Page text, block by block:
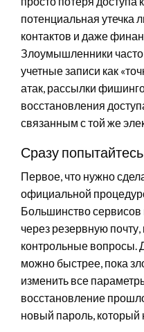
потенциальная утечка
контактов и даже
Злоумышленники
учетные записи как
атак, рассылки
восстановления
связанным с той же
Сразу
Первое, что нужно
официальной
Большинство сервисов
через резервную
контрольные вопросы.
можно быстрее, пока
изменить все
восстановление
новый пароль, который